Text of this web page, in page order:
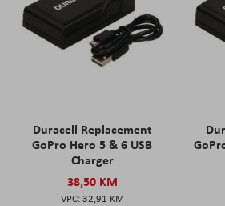
Duracell Replacement
GoPro Hero 5 & 6 USB
Charger
38,50 KM
32,91 KM